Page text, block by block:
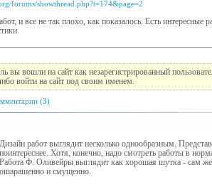
forums/showthread.php?t=174&page=2
и все не так плохо, как показалось. Есть интересные
вы вошли на сайт как незарегистрированный
войти на сайт под своим именем.
(3)
Дизайн работ выглядит несколько однообразным.
поинтереснее. Хотя, конечно, надо смотреть работы в
Работа Ф. Оливейры выглядит как хорошая шутка - сам же
ошарашенно и смущенно.